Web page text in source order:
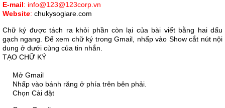
E-mail: info@123@123corp.vn
Website: chukysogiare.com
Chữ ký được tách ra khỏi phần còn lại của bài viết bằng hai dấu
gạch ngang.
Để xem chữ ký trong Gmail, nhấp vào Show cắt nút nội
dung ở dưới cùng của tin nhắn.
TẠO CHỮ KÝ
Mở Gmail
Nhấp vào bánh răng ở phía trên bên phải
Chọn Cài đặt